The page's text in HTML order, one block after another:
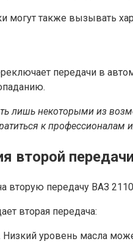
могут также вызывать
передачи в
лишь некоторыми из
к
второй
передачу ВАЗ
вторая передача:
уровень масла